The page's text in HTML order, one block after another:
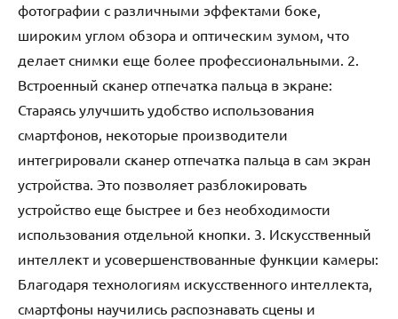
фотографии с различными эффектами боке,
широким углом обзора и оптическим зумом, что
делает снимки еще более профессиональными. 2.
Встроенный сканер отпечатка пальца в экране:
Стараясь улучшить удобство использования
смартфонов, некоторые производители
интегрировали сканер отпечатка пальца в сам экран
устройства. Это позволяет разблокировать
устройство еще быстрее и без необходимости
использования отдельной кнопки. 3. Искусственный
интеллект и усовершенствованные функции камеры:
Благодаря технологиям искусственного интеллекта,
смартфоны научились распознавать сцены и